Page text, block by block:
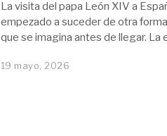
La visita del papa León XIV a
empezado a suceder de otra
que se imagina antes de llegar. La
19 mayo, 2026